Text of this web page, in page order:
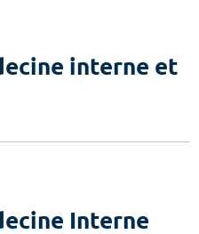
interne et
Interne